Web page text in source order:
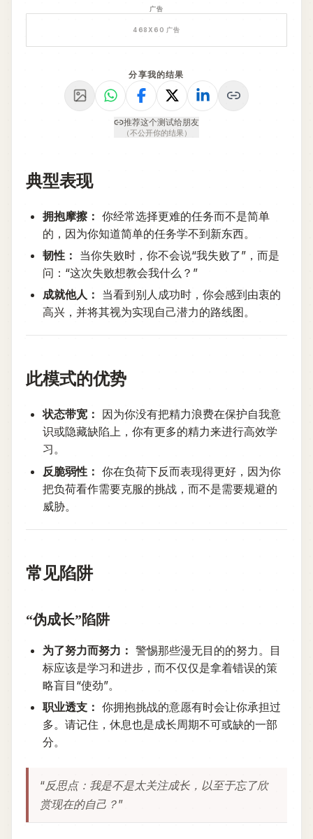
广告
468 X 60 广告
分享我的结果
推荐这个测试给朋友
（不公开你的结果）
典型表现
拥抱摩擦： 你经常选择更难的任务而不是简单
的，因为你知道简单的任务学不到新东西。
韧性： 当你失败时，你不会说“我失败了”，而是
问：“这次失败想教会我什么？”
成就他人： 当看到别人成功时，你会感到由衷的
高兴，并将其视为实现自己潜力的路线图。
此模式的优势
状态带宽： 因为你没有把精力浪费在保护自我意
识或隐藏缺陷上，你有更多的精力来进行高效学
习。
反脆弱性： 你在负荷下反而表现得更好，因为你
把负荷看作需要克服的挑战，而不是需要规避的
威胁。
常见陷阱
“伪成长”陷阱
为了努力而努力： 警惕那些漫无目的的努力。目
标应该是学习和进步，而不仅仅是拿着错误的策
略盲目“使劲”。
职业透支： 你拥抱挑战的意愿有时会让你承担过
多。请记住，休息也是成长周期不可或缺的一部
分。
“反思点：我是不是太关注成长，以至于忘了欣
赏现在的自己？”